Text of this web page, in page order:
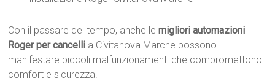
Con il passare del tempo, anche lemigliori automazioni
Roger per cancelli a Civitanova Marche possono
manifestare piccoli malfunzionamenti che compromettono
comfort e sicurezza.